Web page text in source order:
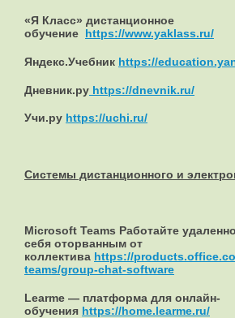
«Я Класс» дистанционное
обучение https://www.yaklass.ru/
Яндекс.Учебник https://
Дневник.ру https://dnevnik.ru/
Учи.ру https://uchi.ru/
Системы дистанционного и
Microsoft Teams Работайте
себя оторванным от
коллектива https://
teams/group-chat-software
Learme — платформа для онлайн-
обучения https://home.learme.ru/